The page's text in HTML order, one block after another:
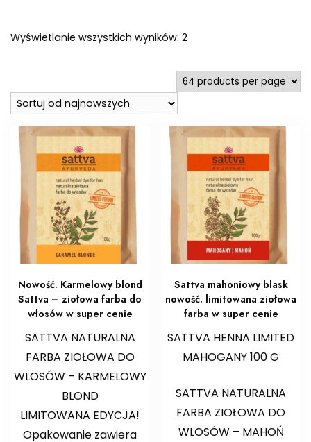
Wyświetlanie wszystkich wyników: 2Posortowane
najnowszych
Nowość. Karmelowy blond
Sattva – ziołowa farba do
włosów w super cenie
SATTVA NATURALNA
FARBA ZIOŁOWA DO
WLOSÓW – KARMELOWY
BLOND
LIMITOWANA EDYCJA!
Opakowanie zawiera
Sattva mahoniowy blask
nowość. limitowana ziołowa
farba w super cenie
SATTVA HENNA LIMITED
MAHOGANY 100 G
SATTVA NATURALNA
FARBA ZIOŁOWA DO
WLOSÓW – MAHOŃ